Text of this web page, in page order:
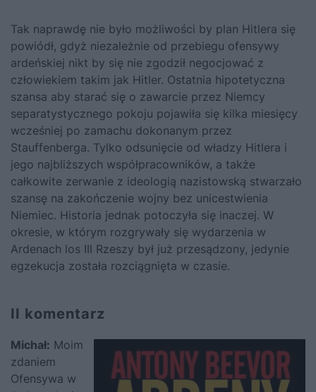
Tak naprawdę nie było możliwości by plan Hitlera się
powiódł, gdyż niezależnie od przebiegu ofensywy
ardeńskiej nikt by się nie zgodził negocjować z
człowiekiem takim jak Hitler. Ostatnia hipotetyczna
szansa aby starać się o zawarcie przez Niemcy
separatystycznego pokoju pojawiła się kilka miesięcy
wcześniej po zamachu dokonanym przez
Stauffenberga. Tylko odsunięcie od władzy Hitlera i
jego najbliższych współpracowników, a także
całkowite zerwanie z ideologią nazistowską stwarzało
szansę na zakończenie wojny bez unicestwienia
Niemiec. Historia jednak potoczyła się inaczej. W
okresie, w którym rozgrywały się wydarzenia w
Ardenach los III Rzeszy był już przesądzony, jedynie
egzekucja została rozciągnięta w czasie.
II komentarz
Michał: Moim
zdaniem
Ofensywa w